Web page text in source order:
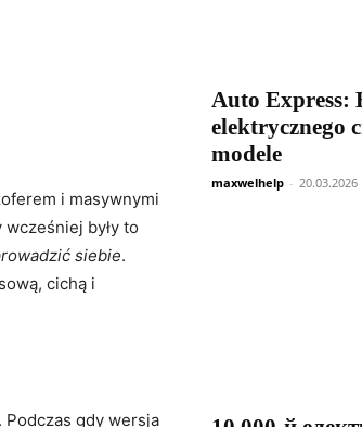
i masywnymi
były to
siebie.
cichą i
Podczas gdy wersja
Auto Express:
elektrycznego
modele
maxwelhelp - 20.03.2026